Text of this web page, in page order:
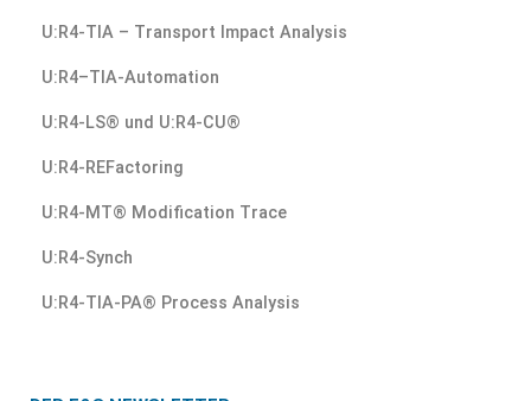
U:R4-TIA – Transport Impact Analysis
U:R4–TIA-Automation
U:R4-LS® und U:R4-CU®
U:R4-REFactoring
U:R4-MT® Modification Trace
U:R4-Synch
U:R4-TIA-PA® Process Analysis